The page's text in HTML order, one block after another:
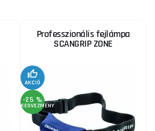
Professzionális fejlámpa
SCANGRIP ZONE
AKCIÓ
-25 %
KEDVEZMÉNY